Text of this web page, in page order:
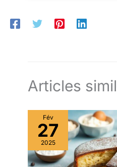
nombreuses recettes Philips
experts et des
Articles
Fév
27
2025